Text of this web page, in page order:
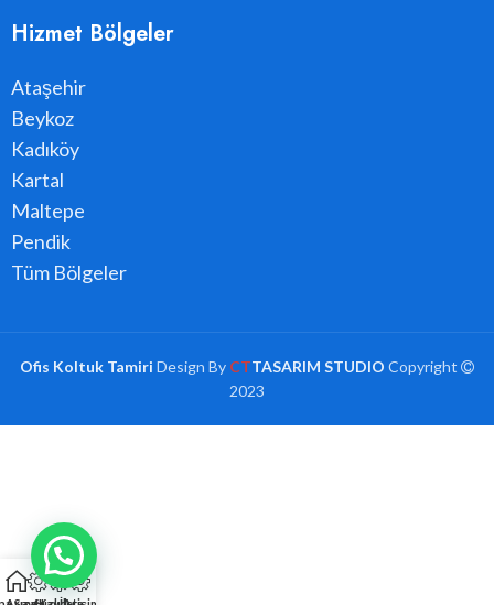
Hizmet Bölgeler
Ataşehir
Beykoz
Kadıköy
Kartal
Maltepe
Pendik
Tüm Bölgeler
Ofis Koltuk Tamiri Design By CTTASARIM STUDIO Copyright
2023